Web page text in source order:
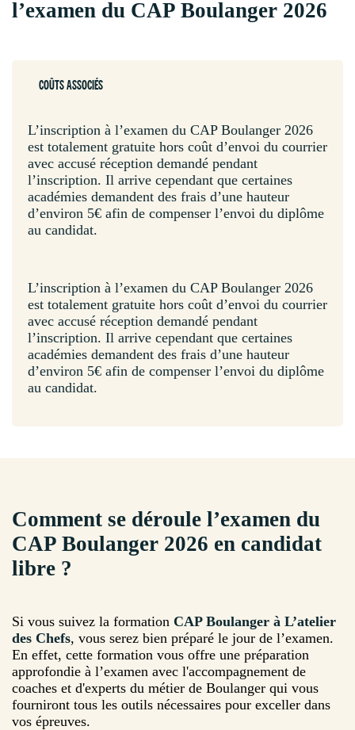
l’examen du CAP Boulanger 2026
COÛTS ASSOCIÉS
L’inscription à l’examen du CAP Boulanger 2026
est totalement gratuite hors coût d’envoi du courrier
avec accusé réception demandé pendant
l’inscription. Il arrive cependant que certaines
académies demandent des frais d’une hauteur
d’environ 5€ afin de compenser l’envoi du diplôme
au candidat.
L’inscription à l’examen du CAP Boulanger 2026
est totalement gratuite hors coût d’envoi du courrier
avec accusé réception demandé pendant
l’inscription. Il arrive cependant que certaines
académies demandent des frais d’une hauteur
d’environ 5€ afin de compenser l’envoi du diplôme
au candidat.
Comment se déroule l’examen du
CAP Boulanger 2026 en candidat
libre ?
Si vous suivez la formation CAP Boulanger à L’atelier
des Chefs, vous serez bien préparé le jour de l’examen.
En effet, cette formation vous offre une préparation
approfondie à l’examen avec l'accompagnement de
coaches et d'experts du métier de Boulanger qui vous
fourniront tous les outils nécessaires pour exceller dans
vos épreuves.